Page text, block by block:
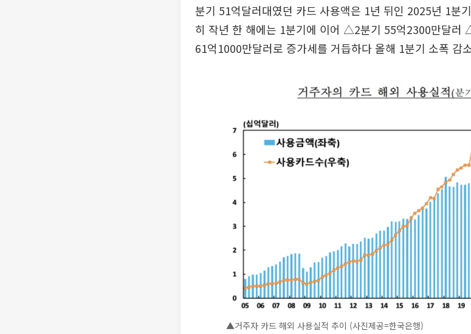
분기 51억달러대였던 카드 사용액은 1년 뒤인 2025년 1분
히 작년 한 해에는 1분기에 이어 △2분기 55억2300만달
61억1000만달러로 증가세를 거듭하다 올해 1분기 소폭 감
▲거주자 카드 해외 사용실적 추이 (사진제공=한국은행)